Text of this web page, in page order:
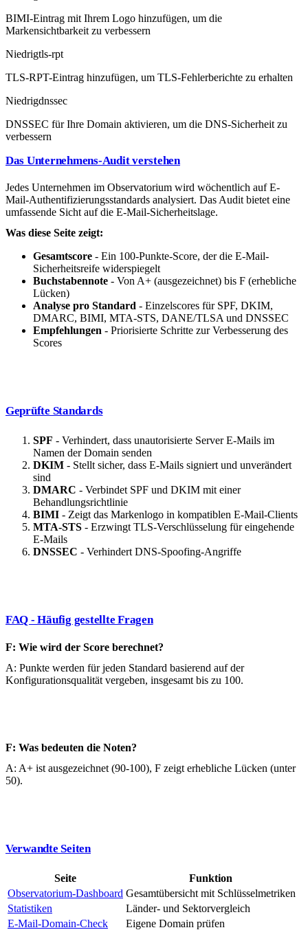
BIMI-Eintrag mit Ihrem Logo hinzufügen, um die
Markensichtbarkeit zu verbessern
Niedrigtls-rpt
TLS-RPT-Eintrag hinzufügen, um TLS-Fehlerberichte zu erhalten
Niedrigdnssec
DNSSEC für Ihre Domain aktivieren, um die DNS-Sicherheit zu
verbessern
Das Unternehmens-Audit verstehen
Jedes Unternehmen im Observatorium wird wöchentlich auf E-
Mail-Authentifizierungsstandards analysiert. Das Audit bietet eine
umfassende Sicht auf die E-Mail-Sicherheitslage.
Was diese Seite zeigt:
Gesamtscore - Ein 100-Punkte-Score, der die E-Mail-
Sicherheitsreife widerspiegelt
Buchstabennote - Von A+ (ausgezeichnet) bis F (erhebliche
Lücken)
Analyse pro Standard - Einzelscores für SPF, DKIM,
DMARC, BIMI, MTA-STS, DANE/TLSA und DNSSEC
Empfehlungen - Priorisierte Schritte zur Verbesserung des
Scores
Geprüfte Standards
SPF - Verhindert, dass unautorisierte Server E-Mails im
Namen der Domain senden
DKIM - Stellt sicher, dass E-Mails signiert und unverändert
sind
DMARC - Verbindet SPF und DKIM mit einer
Behandlungsrichtlinie
BIMI - Zeigt das Markenlogo in kompatiblen E-Mail-Clients
MTA-STS - Erzwingt TLS-Verschlüsselung für eingehende
E-Mails
DNSSEC - Verhindert DNS-Spoofing-Angriffe
FAQ - Häufig gestellte Fragen
F: Wie wird der Score berechnet?
A: Punkte werden für jeden Standard basierend auf der
Konfigurationsqualität vergeben, insgesamt bis zu 100.
F: Was bedeuten die Noten?
A: A+ ist ausgezeichnet (90-100), F zeigt erhebliche Lücken (unter
50).
Verwandte Seiten
Seite
Funktion
Observatorium-Dashboard Gesamtübersicht mit Schlüsselmetriken
Statistiken
Länder- und Sektorvergleich
E-Mail-Domain-Check
Eigene Domain prüfen